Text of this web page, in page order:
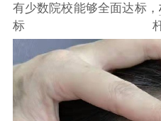
有少数院校能够全面达标，
标